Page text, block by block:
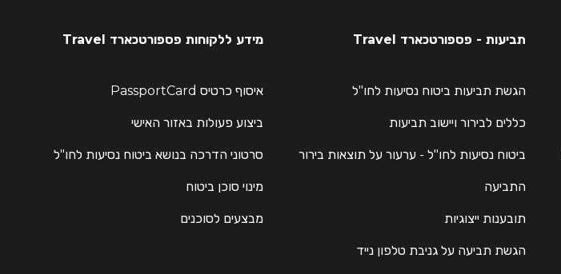
תביעות - פספורטכארד Travel
הגשת תביעות ביטוח נסיעות לחו"ל
כללים לבירור ויישוב תביעות
ביטוח נסיעות לחו"ל - ערעור על תוצאות בירור
התביעה
תובענות ייצוגיות
הגשת תביעה על גניבת טלפון נייד
מידע ללקוחות פספורטכארד Travel
איסוף כרטיס PassportCard
ביצוע פעולות באזור האישי
סרטוני הדרכה בנושא ביטוח נסיעות לחו"ל
מינוי סוכן ביטוח
מבצעים לסוכנים